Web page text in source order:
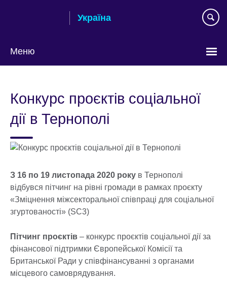
Україна
Меню
language
Конкурс проєктів соціальної
дії в Тернополі
З 16 по 19 листопада 2020 року в Тернополі
відбувся пітчинг на рівні громади в рамках проєкту
«Зміцнення міжсекторальної співпраці для соціальної
згуртованості» (SC3)
Пітчинг проєктів – конкурс проєктів соціальної дії за
фінансової підтримки Європейської Комісії та
Британської Ради у співфінансуванні з органами
місцевого самоврядування.